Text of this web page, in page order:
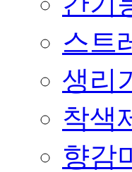
스트
생리
착색
향감